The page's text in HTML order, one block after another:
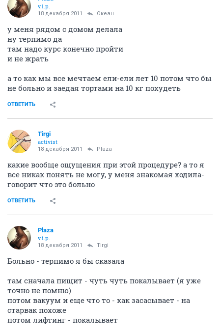
v.i.p.
18 декабря 2011 Океан
у меня рядом с домом делала
ну терпимо да
там надо курс конечно пройти
и не жрать
а то как мы все мечтаем ели-ели лет 10 потом что бы
не больно и заедая тортами на 10 кг похудеть
ОТВЕТИТЬ
Tirgi
activist
18 декабря 2011 Plaza
какие вообще ощущения при этой процедуре? а то я
все никак понять не могу, у меня знакомая ходила-
говорит что это больно
ОТВЕТИТЬ
Plaza
v.i.p.
18 декабря 2011 Tirgi
Больно - терпимо я бы сказала
там сначала пищит - чуть чуть покалывает (я уже
точно не помню)
потом вакуум и еще что то - как засасывает - на
старвак похоже
потом лифтинг - покалывает